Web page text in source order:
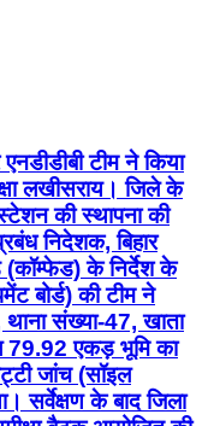
टीम ने किया
लखीसराय। जिले के
की स्थापना की
निदेशक, बिहार
के निर्देश के
बोर्ड) की टीम ने
संख्या-47, खाता
एकड़ भूमि का
जांच (सॉइल
सर्वेक्षण के बाद जिला